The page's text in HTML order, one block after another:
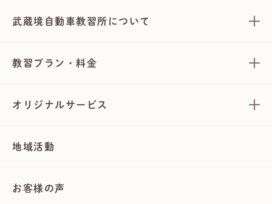
武蔵境自動車教習所について
教習プラン・料金
オリジナルサービス
地域活動
お客様の声